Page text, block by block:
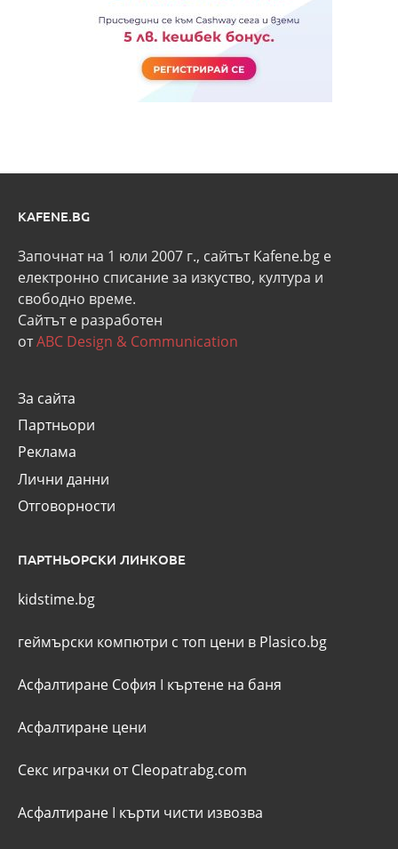
KAFENE.BG
Започнат на 1 юли 2007 г., сайтът Kafene.bg e
eлектронно списание за изкуство, култура и
свободно време.
Сайтът е разработен
отABC Design & Communication
За сайта
Партньори
Реклама
Лични данни
Отговорности
ПАРТНЬОРСКИ ЛИНКОВЕ
kidstime.bg
геймърски компютри с топ цени в Plasico.bg
Асфалтиране София I къртене на баня
Асфалтиране цени
Секс играчки от Cleopatrabg.com
Асфалтиране I кърти чисти извозва